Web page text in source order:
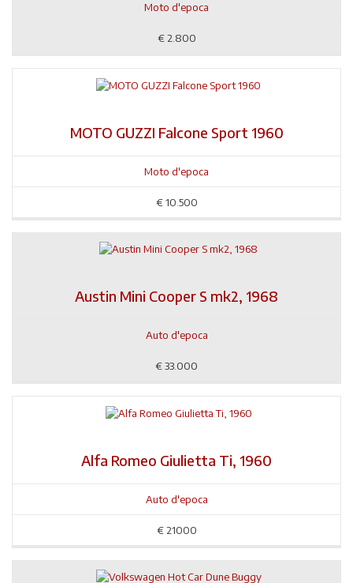
Moto d'epoca
€ 2.800
MOTO GUZZI Falcone Sport 1960
Moto d'epoca
€ 10.500
Austin Mini Cooper S mk2, 1968
Auto d'epoca
€33.000
Alfa Romeo Giulietta Ti, 1960
Auto d'epoca
€ 21000